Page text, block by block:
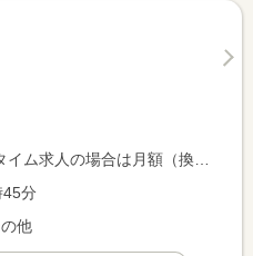
額）、パート求人の場合は時間額を表示しています。
45分
他